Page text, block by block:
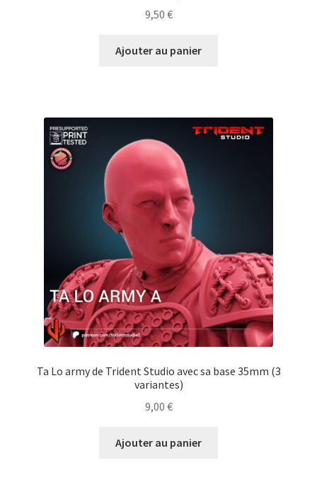
9,50 €
Ajouter au panier
Ta Lo army de Trident Studio avec sa base 35mm (3
variantes)
9,00 €
Ajouter au panier